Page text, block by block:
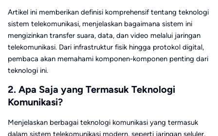
Artikel ini memberikan definisi komprehensif tentang teknologi
sistem telekomunikasi, menjelaskan bagaimana sistem ini
mengizinkan transfer suara, data, dan video melalui jaringan
telekomunikasi. Dari infrastruktur fisik hingga protokol digital,
pembaca akan memahami komponen-komponen penting dari
teknologi ini.
2. Apa Saja yang Termasuk Teknologi
Komunikasi?
Menjelaskan berbagai teknologi komunikasi yang termasuk
dalam sistem telekomunikasi modern, seperti jaringan seluler,